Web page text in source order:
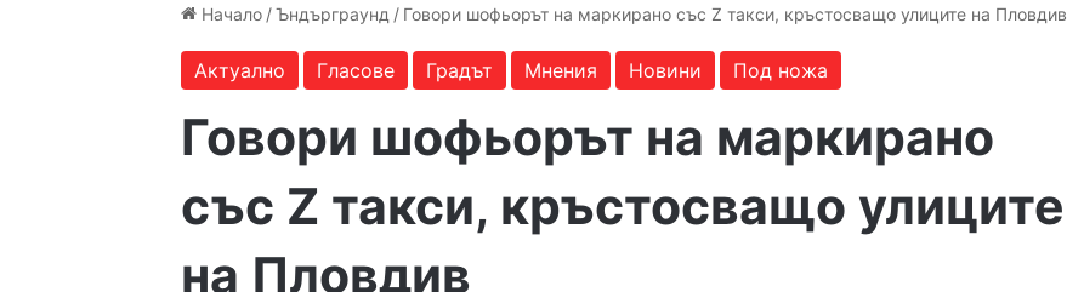
Начало / Ъндърграунд / Говори шофьорът на маркирано със Z такси, кръстосващо улиците на Пловдив
Актуално Гласове Градът Мнения Новини Под ножа
Говори шофьорът на маркирано
със Z такси, кръстосващо улиците
на Пловдив